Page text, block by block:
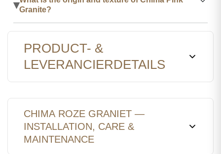
▾Granite?
PRODUCT- &
LEVERANCIERDETAILS
CHIMA ROZE GRANIET —
INSTALLATION, CARE &
MAINTENANCE